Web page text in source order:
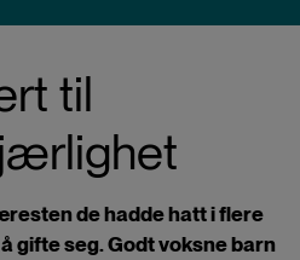
til
de hadde hatt i flere
gifte seg. Godt voksne barn